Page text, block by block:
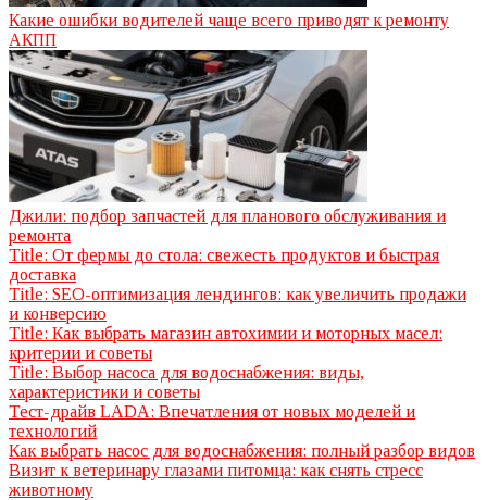
Какие ошибки водителей чаще всего приводят к ремонту
АКПП
Джили: подбор запчастей для планового обслуживания и
ремонта
Title: От фермы до стола: свежесть продуктов и быстрая
доставка
Title: SEO-оптимизация лендингов: как увеличить продажи
и конверсию
Title: Как выбрать магазин автохимии и моторных масел:
критерии и советы
Title: Выбор насоса для водоснабжения: виды,
характеристики и советы
Тест-драйв LADA: Впечатления от новых моделей и
технологий
Как выбрать насос для водоснабжения: полный разбор видов
Визит к ветеринару глазами питомца: как снять стресс
животному